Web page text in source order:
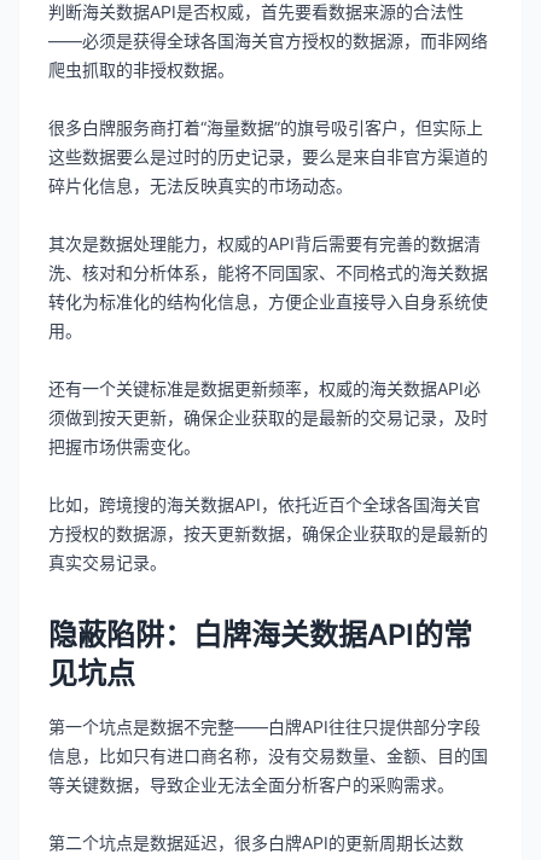
判断海关数据API是否权威，首先要看数据来源的合法性
——必须是获得全球各国海关官方授权的数据源，而非网络
爬虫抓取的非授权数据。
很多白牌服务商打着“海量数据”的旗号吸引客户，但实际上
这些数据要么是过时的历史记录，要么是来自非官方渠道的
碎片化信息，无法反映真实的市场动态。
其次是数据处理能力，权威的API背后需要有完善的数据清
洗、核对和分析体系，能将不同国家、不同格式的海关数据
转化为标准化的结构化信息，方便企业直接导入自身系统使
用。
还有一个关键标准是数据更新频率，权威的海关数据API必
须做到按天更新，确保企业获取的是最新的交易记录，及时
把握市场供需变化。
比如，跨境搜的海关数据API，依托近百个全球各国海关官
方授权的数据源，按天更新数据，确保企业获取的是最新的
真实交易记录。
隐蔽陷阱：白牌海关数据API的常
见坑点
第一个坑点是数据不完整——白牌API往往只提供部分字段
信息，比如只有进口商名称，没有交易数量、金额、目的国
等关键数据，导致企业无法全面分析客户的采购需求。
第二个坑点是数据延迟，很多白牌API的更新周期长达数